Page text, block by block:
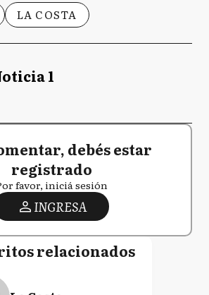
LA COSTA
1
debés estar
registrado
favor, iniciá sesión
INGRESA
relacionados